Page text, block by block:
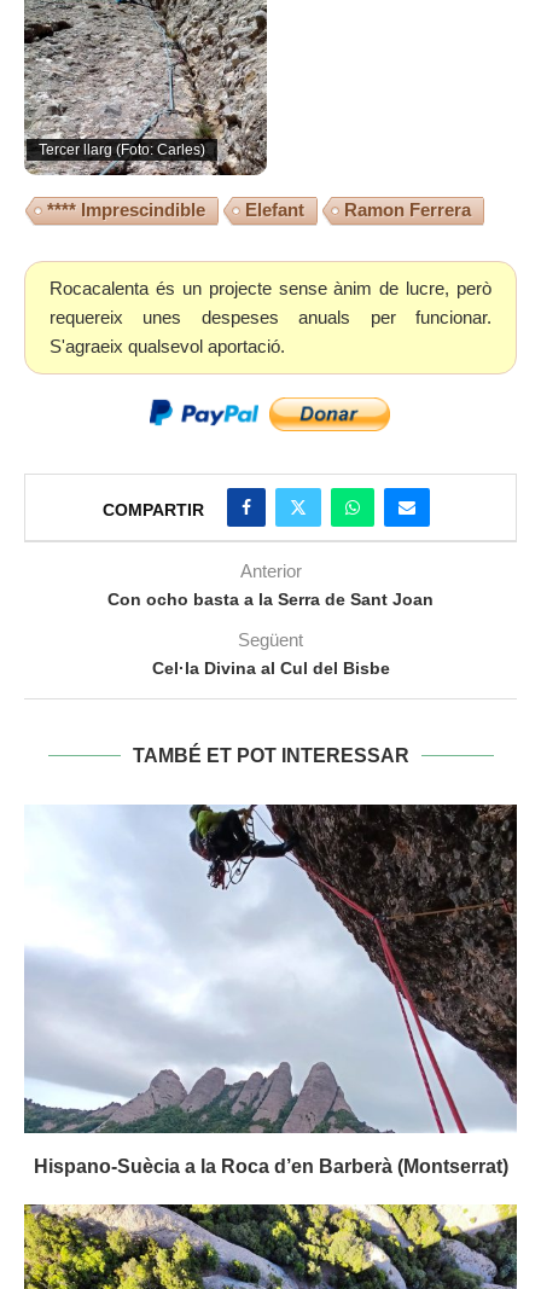
Tercer llarg (Foto: Carles)
**** Imprescindible Elefant Ramon Ferrera
Rocacalenta és un projecte sense ànim de lucre, però
requereix unes despeses anuals per funcionar.
S'agraeix qualsevol aportació.
COMPARTIR
Anterior
Con ocho basta a la Serra de Sant Joan
Següent
Cel·la Divina al Cul del Bisbe
TAMBÉ ET POT INTERESSAR
Hispano-Suècia a la Roca d’en Barberà (Montserrat)